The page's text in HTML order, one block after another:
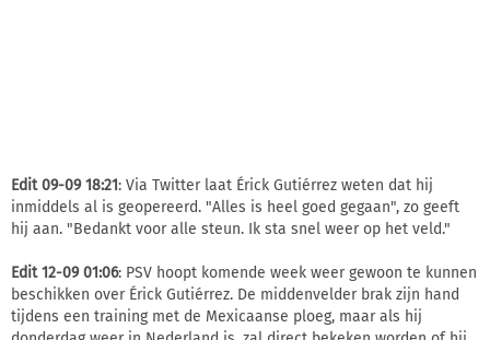
Edit 09-09 18:21: Via Twitter laat Érick Gutiérrez weten dat hij
inmiddels al is geopereerd. "Alles is heel goed gegaan", zo geeft
hij aan. "Bedankt voor alle steun. Ik sta snel weer op het veld."
Edit 12-09 01:06: PSV hoopt komende week weer gewoon te kunnen
beschikken over Érick Gutiérrez. De middenvelder brak zijn hand
tijdens een training met de Mexicaanse ploeg, maar als hij